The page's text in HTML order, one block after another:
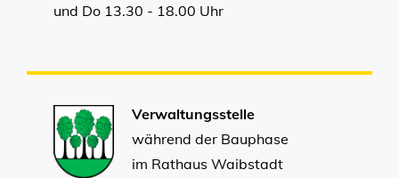
und Do 13.30 - 18.00 Uhr
Verwaltungsstelle
während der Bauphase
im Rathaus Waibstadt